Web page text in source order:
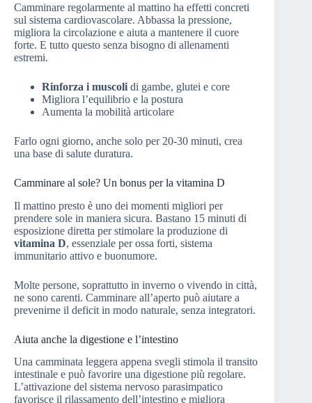
Camminare regolarmente al mattino ha effetti concreti
sul sistema cardiovascolare. Abbassa la pressione,
migliora la circolazione e aiuta a mantenere il cuore
forte. E tutto questo senza bisogno di allenamenti
estremi.
Rinforza i muscoli di gambe, glutei e core
Migliora l’equilibrio e la postura
Aumenta la mobilità articolare
Farlo ogni giorno, anche solo per 20-30 minuti, crea
una base di salute duratura.
Camminare al sole? Un bonus per la vitamina D
Il mattino presto è uno dei momenti migliori per
prendere sole in maniera sicura. Bastano 15 minuti di
esposizione diretta per stimolare la produzione di
vitamina D, essenziale per ossa forti, sistema
immunitario attivo e buonumore.
Molte persone, soprattutto in inverno o vivendo in città,
ne sono carenti. Camminare all’aperto può aiutare a
prevenirne il deficit in modo naturale, senza integratori.
Aiuta anche la digestione e l’intestino
Una camminata leggera appena svegli stimola il transito
intestinale e può favorire una digestione più regolare.
L’attivazione del sistema nervoso parasimpatico
favorisce il rilassamento dell’intestino e migliora